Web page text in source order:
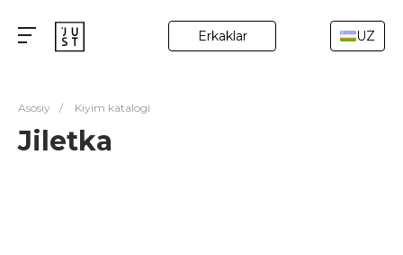
Erkaklar UZ
Asosiy / Kiyim katalogi
Jiletka